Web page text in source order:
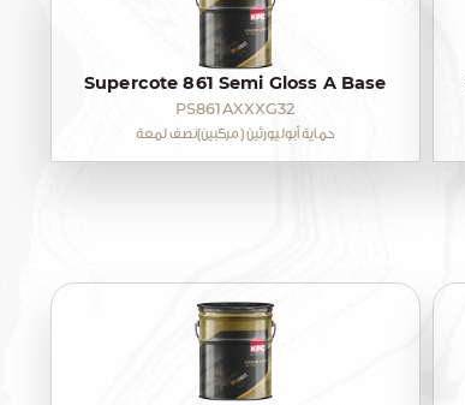
Supercote 861 Semi Gloss A Base
PS861AXXXG32
حماية أبوليورثين (مركبين)نصف لمعة